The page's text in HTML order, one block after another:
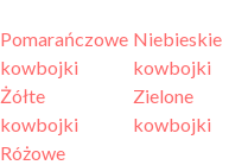
Pomarańczowe
kowbojki
Niebieskie
kowbojki
Żółte
kowbojki
Zielone
kowbojki
Różowe